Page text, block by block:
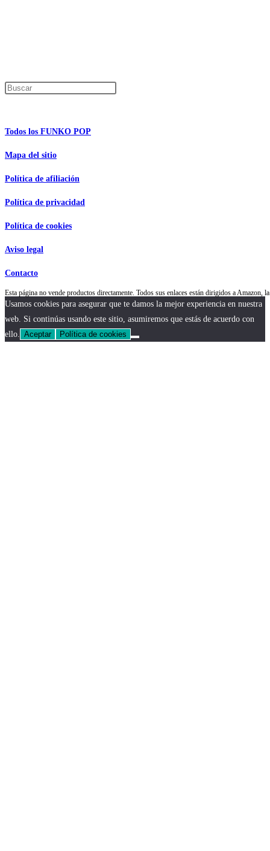
Todos los FUNKO POP
Mapa del sitio
Política de afiliación
Política de privacidad
Política de cookies
Aviso legal
Contacto
Esta página no vende productos directamente. Todos sus enlaces están dirigidos a
Usamos cookies para asegurar que te damos la mejor experiencia en nuestra
web. Si continúas usando este sitio, asumiremos que estás de acuerdo con
ello. Aceptar Política de cookies